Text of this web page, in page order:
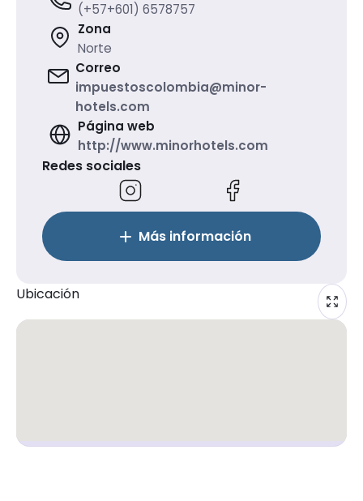
(+57+601) 6578757
Zona
Norte
Correo
impuestoscolombia@minor-
hotels.com
Página web
http://www.minorhotels.com
Redes sociales
Más información
Ubicación